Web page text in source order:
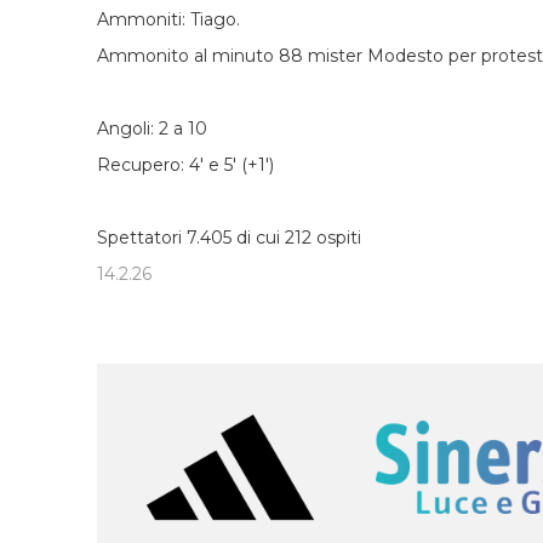
Ammoniti: Tiago.
Ammonito al minuto 88 mister Modesto per
Angoli: 2 a 10
Recupero: 4' e 5' (+1')
Spettatori 7.405 di cui 212 ospiti
14.2.26